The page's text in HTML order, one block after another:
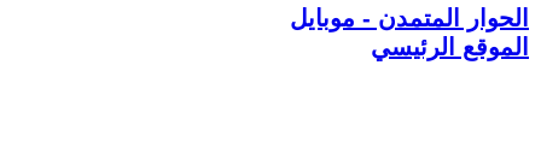
الحوار المتمدن - موبايل
الموقع الرئيسي